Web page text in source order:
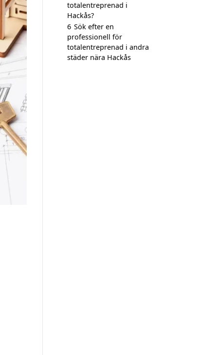
totalentreprenad i
Hackås?
6 Sök efter en
professionell för
totalentreprenad i andra
städer nära Hackås